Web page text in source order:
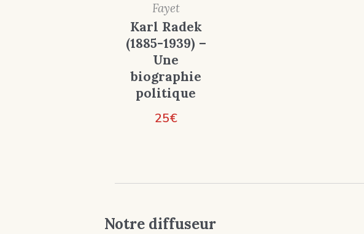
Fayet
Karl Radek
(1885-1939) –
Une
biographie
politique
25€
Notre diffuseur